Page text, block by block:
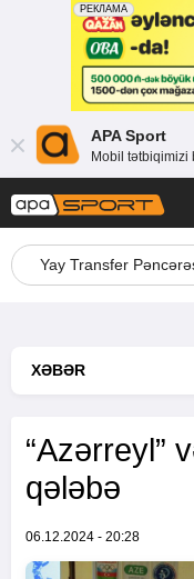
APA Sport
Mobil tətbiqimizi
Yay Transfer
XƏBƏR
“Azərreyl”
qələbə
06.12.2024 - 20:28